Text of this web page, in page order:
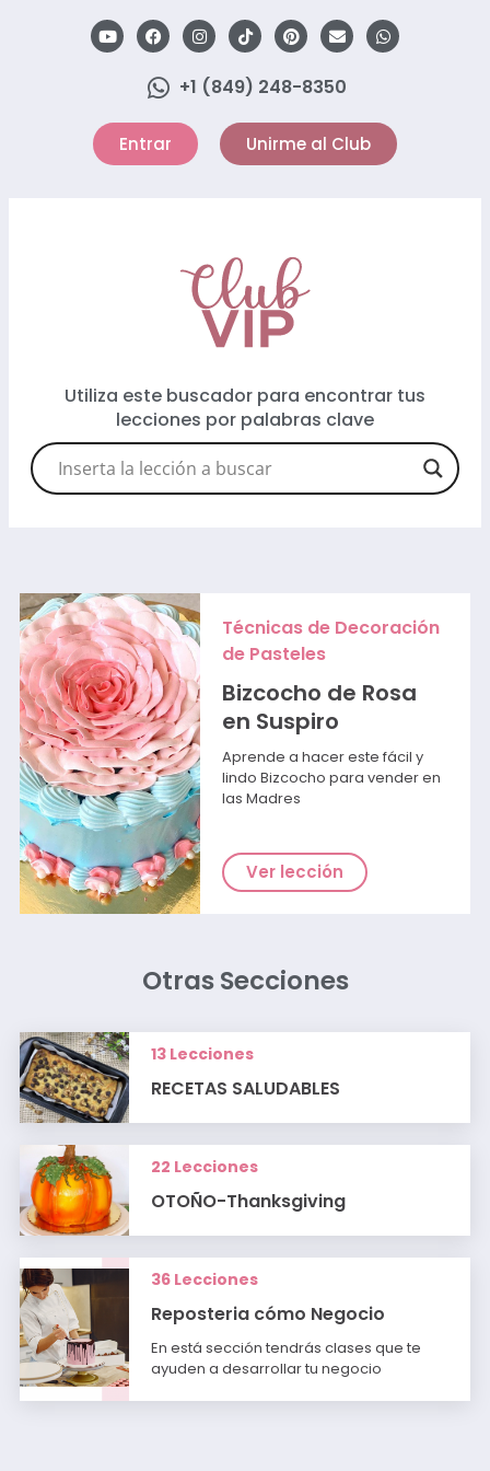
+1 (849) 248-8350
Entrar Unirme al Club
Utiliza este buscador para encontrar tus
lecciones por palabras clave
Técnicas de Decoración
de Pasteles
Bizcocho de Rosa
en Suspiro
Aprende a hacer este fácil y
lindo Bizcocho para vender en
las Madres
Ver lección
Otras Secciones
13 Lecciones
RECETAS SALUDABLES
22 Lecciones
OTOÑO-Thanksgiving
36 Lecciones
Reposteria cómo Negocio
En está sección tendrás clases que te
ayuden a desarrollar tu negocio